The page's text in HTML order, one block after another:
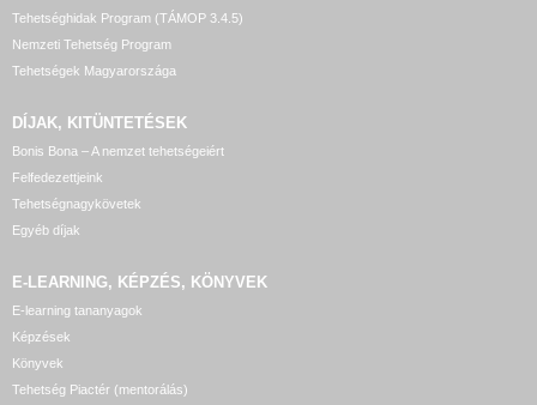
Tehetséghidak Program (TÁMOP 3.4.5)
Nemzeti Tehetség Program
Tehetségek Magyarországa
DÍJAK, KITÜNTETÉSEK
Bonis Bona – A nemzet tehetségeiért
Felfedezettjeink
Tehetségnagykövetek
Egyéb díjak
E-LEARNING, KÉPZÉS, KÖNYVEK
E-learning tananyagok
Képzések
Könyvek
Tehetség Piactér (mentorálás)